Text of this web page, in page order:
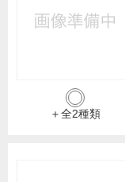
＋全2種類